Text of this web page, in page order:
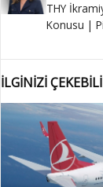
THY
Konusu |
İLGİNİZİ